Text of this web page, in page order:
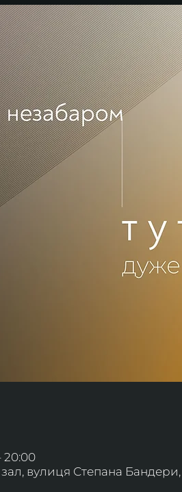
20:00
вулиця Степана Бандери,